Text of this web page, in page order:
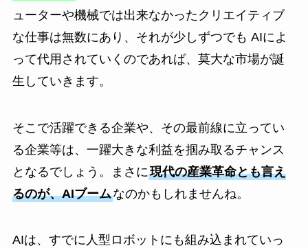
ューターや機械では出来なかったクリエイティブ
な仕事は無数にあり、それが少しずつでも AIによ
って代用されていくのであれば、莫大な市場が誕
生していきます。
そこで活躍できる企業や、その最前線に立ってい
る企業等は、一躍大きな利益を掴み取るチャンス
となるでしょう。まさに現代の産業革命とも言え
るのが、AIブームなのかもしれませんね。
AIは、すでに人型ロボットにも組み込まれていっ